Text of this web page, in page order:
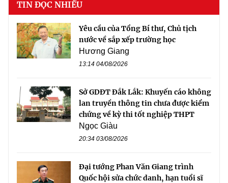
TIN ĐỌC NHIỀU
Yêu cầu của Tổng Bí thư, Chủ tịch
nước về sắp xếp trường học
Hương Giang
13:14 04/08/2026
Sở GDĐT Đắk Lắk: Khuyến cáo không
lan truyền thông tin chưa được kiểm
chứng về kỳ thi tốt nghiệp THPT
Ngọc Giàu
20:34 03/08/2026
Đại tướng Phan Văn Giang trình
Quốc hội sửa chức danh, hạn tuổi sĩ